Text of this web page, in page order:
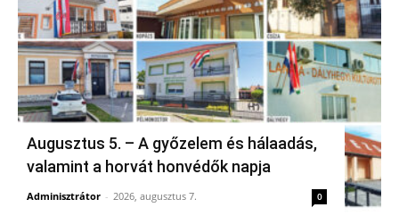
Augusztus 5. – A győzelem és hálaadás,
valamint a horvát honvédők napja
Adminisztrátor - 2026, augusztus 7. 0